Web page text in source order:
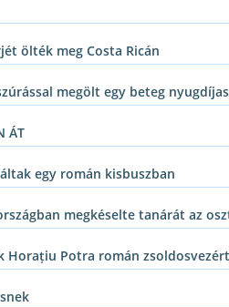
ölték meg Costa Ricán
megölt egy beteg
ÁT
egy román kisbuszban
megkéselte tanárát az
Horațiu Potra román zsoldosvezért